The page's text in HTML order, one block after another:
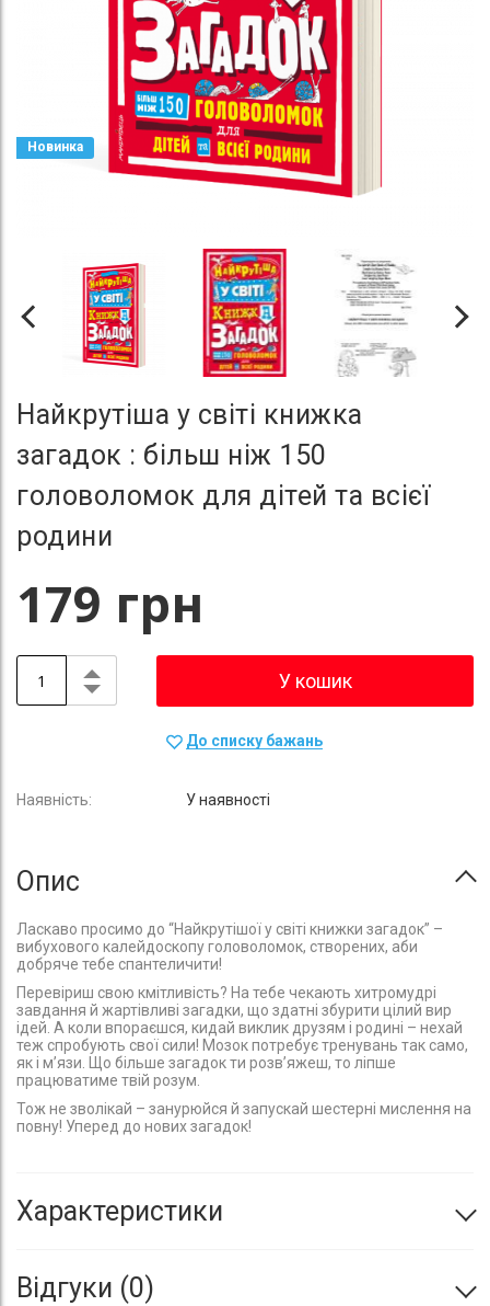
Найкрутіша у світі книжка
загадок : більш ніж 150
головоломок для дітей та всієї
родини
179 грн
У кошик
До списку бажань
У наявності
Опис
Ласкаво просимо до “Найкрутішої у світі книжки загадок” –
вибухового калейдоскопу головоломок, створених, аби
добряче тебе спантеличити!
Перевіриш свою кмітливість? На тебе чекають хитромудрі
завдання й жартівливі загадки, що здатні збурити цілий вир
ідей. А коли впораєшся, кидай виклик друзям і родині – нехай
теж спробують свої сили! Мозок потребує тренувань так само,
як і м’язи. Що більше загадок ти розв’яжеш, то ліпше
працюватиме твій розум.
Тож не зволікай – занурюйся й запускай шестерні мислення на
повну! Уперед до нових загадок!
Характеристики
Відгуки 0
Новинка